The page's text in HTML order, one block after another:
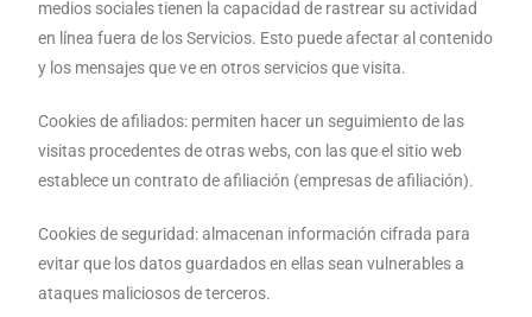
medios sociales tienen la capacidad de rastrear su actividad
en línea fuera de los Servicios. Esto puede afectar al contenido
y los mensajes que ve en otros servicios que visita.
Cookies de afiliados: permiten hacer un seguimiento de las
visitas procedentes de otras webs, con las que el sitio web
establece un contrato de afiliación (empresas de afiliación).
Cookies de seguridad: almacenan información cifrada para
evitar que los datos guardados en ellas sean vulnerables a
ataques maliciosos de terceros.